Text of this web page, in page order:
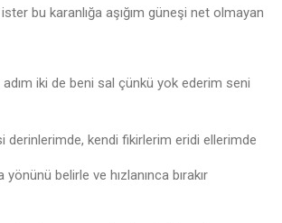
ister bu karanlığa aşığım güneşi net olmayan
adım iki de beni sal çünkü yok ederim seni
derinlerimde, kendi fikirlerim eridi ellerimde
belirle ve hızlanınca bırakır